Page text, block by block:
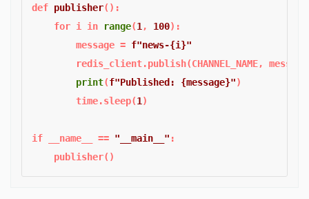
def publisher():
for i in range(1 , 100):
        message =
f"news-{i}"
redis_client.publish(CHANNEL_NAME,
print(f"Published: {message}")
        time.sleep(
1 )
if __name__ == "__main__" :